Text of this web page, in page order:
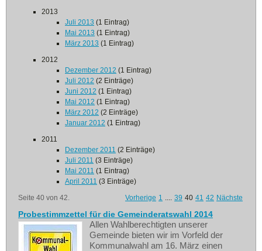
2013
Juli 2013 (1 Eintrag)
Mai 2013 (1 Eintrag)
März 2013 (1 Eintrag)
2012
Dezember 2012 (1 Eintrag)
Juli 2012 (2 Einträge)
Juni 2012 (1 Eintrag)
Mai 2012 (1 Eintrag)
März 2012 (2 Einträge)
Januar 2012 (1 Eintrag)
2011
Dezember 2011 (2 Einträge)
Juli 2011 (3 Einträge)
Mai 2011 (1 Eintrag)
April 2011 (3 Einträge)
Seite 40 von 42.
Vorherige 1 .... 39 40 41 42 Nächste
Probestimmzettel für die Gemeinderatswahl 2014
Allen Wahlberechtigten unserer
Gemeinde bieten wir im Vorfeld der
Kommunalwahl am 16. März einen